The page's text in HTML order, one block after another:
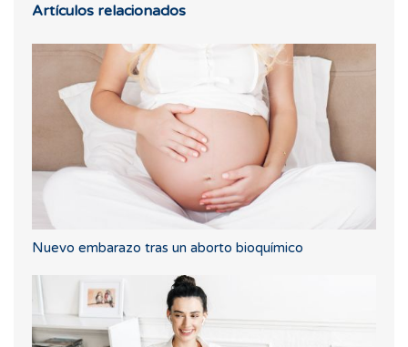
Artículos relacionados
Nuevo embarazo tras un aborto bioquímico